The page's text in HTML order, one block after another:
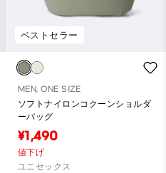
ベストセラー
MEN, ONE SIZE
ソフトナイロンコクーンショルダ
ーバッグ
¥1,490
値下げ
ユニセックス